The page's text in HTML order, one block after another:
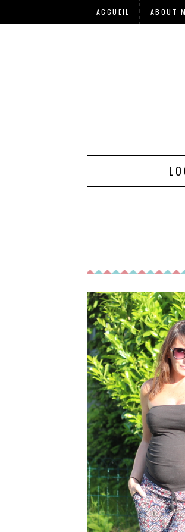
ACCUEIL ABOUT